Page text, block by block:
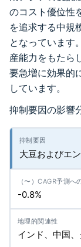
のコスト優位性
を追求する中規
となっています
産能力をもたら
要急増に効果的
しています。
抑制要因の影響
大豆およびエ
-0.8%
インド、中国、